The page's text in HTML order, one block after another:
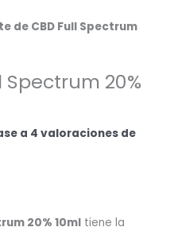
de CBD Full Spectrum
Spectrum 20%
a 4 valoraciones de
20% 10ml tiene la